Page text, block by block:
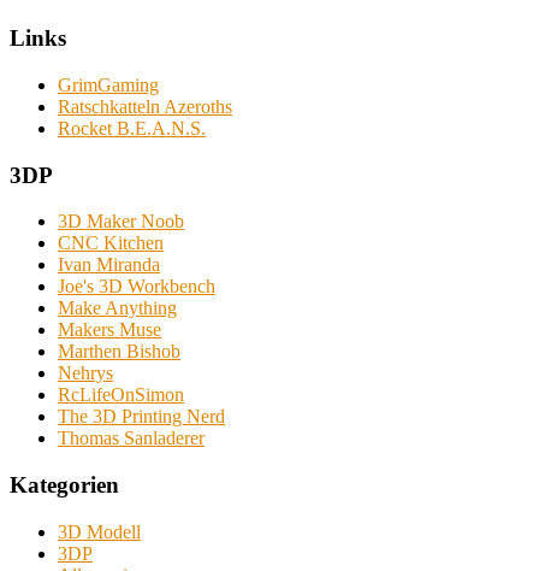
Links
GrimGaming
Ratschkatteln Azeroths
Rocket B.E.A.N.S.
3DP
3D Maker Noob
CNC Kitchen
Ivan Miranda
Joe's 3D Workbench
Make Anything
Makers Muse
Marthen Bishob
Nehrys
RcLifeOnSimon
The 3D Printing Nerd
Thomas Sanladerer
Kategorien
3D Modell
3DP